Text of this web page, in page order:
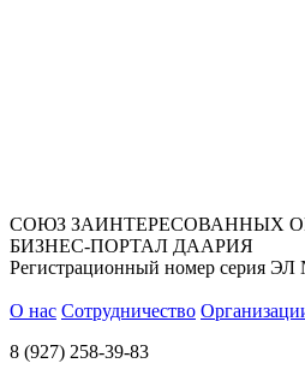
СОЮЗ ЗАИНТЕРЕСОВАННЫХ
БИЗНЕС-ПОРТАЛ ДААРИЯ
Регистрационный номер серия
О нас Сотрудничество
8 (927) 258-39-83